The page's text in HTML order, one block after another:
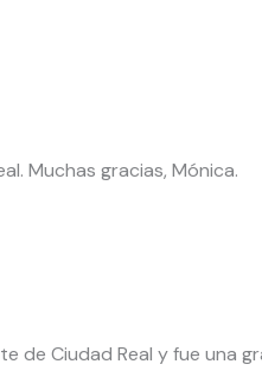
Muchas gracias, Mónica.
de Ciudad Real y fue una